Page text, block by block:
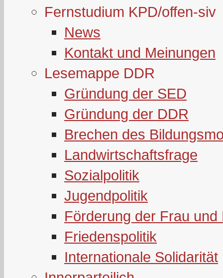
Fernstudium KPD/offen-siv
News
Kontakt und Meinungen
Lesemappe DDR
Gründung der SED
Gründung der DDR
Brechen des
Landwirtschaftsfrage
Sozialpolitik
Jugendpolitik
Förderung der Frau und
Friedenspolitik
Internationale Solidarität